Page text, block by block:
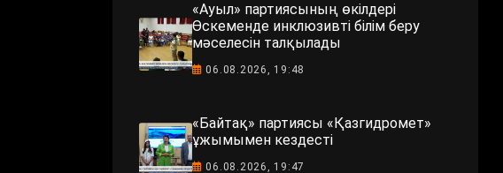
«Ауыл» партиясының өкілдері
Өскеменде инклюзивті білім беру
мәселесін талқылады
06.08.2026, 19:48
«Байтақ» партиясы «Қазгидромет»
ұжымымен кездесті
06.08.2026, 19:47